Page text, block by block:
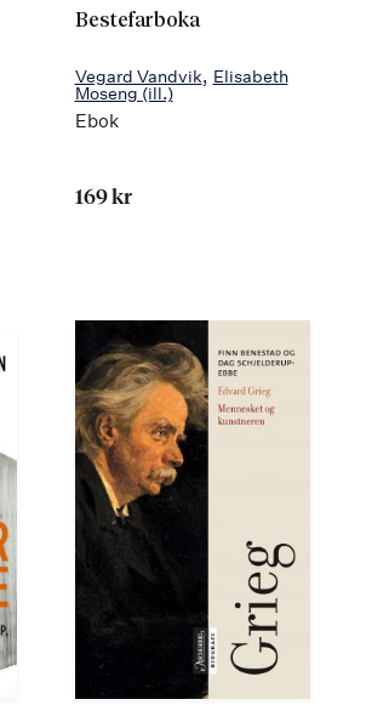
Bestefarboka
Vegard Vandvik
Elisabeth
Moseng (ill.)
Ebok
169 kr